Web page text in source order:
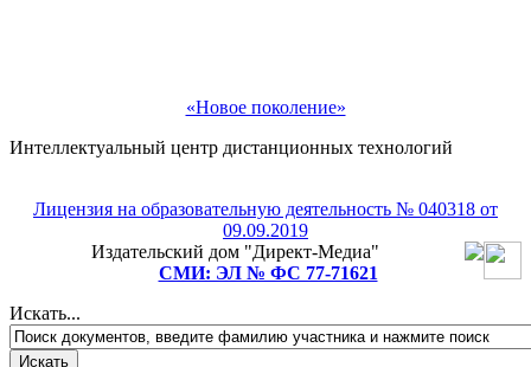
«Новое поколение»
Интеллектуальный центр дистанционных технологий
Лицензия на образовательную деятельность № 040318 от
09.09.2019
Издательский дом "Директ-Медиа"
СМИ: ЭЛ № ФС 77-71621
Искать...